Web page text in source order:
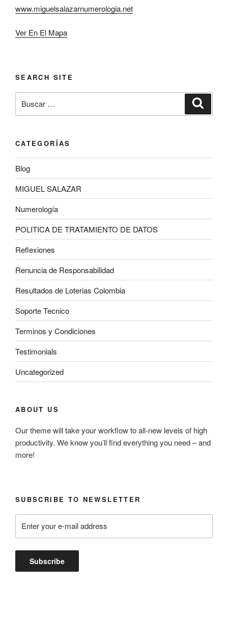
www.miguelsalazarnumerologia.net
Ver En El Mapa
SEARCH SITE
por:
CATEGORÍAS
Blog
MIGUEL SALAZAR
Numerología
POLITICA DE TRATAMIENTO DE DATOS
Reflexiones
Renuncia de Responsabilidad
Resultados de Loterias Colombia
Soporte Tecnico
Terminos y Condiciones
Testimonials
Uncategorized
ABOUT US
Our theme will take your workflow to all-new levels of high
productivity. We know you’ll find everything you need – and
more!
SUBSCRIBE TO NEWSLETTER